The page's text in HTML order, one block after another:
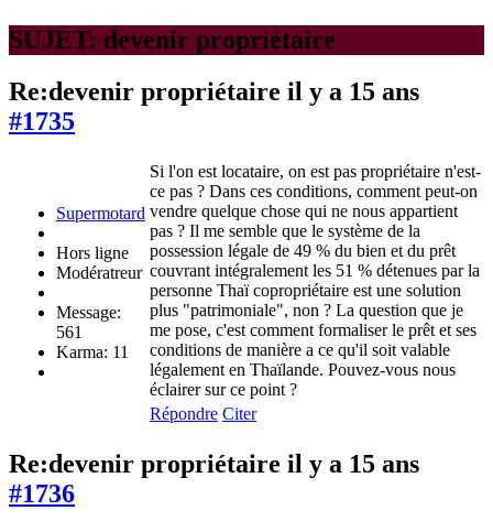
SUJET: devenir propriétaire
Re:devenir propriétaire il y a 15 ans
#1735
Supermotard
Hors ligne
Modératreur
Message:
561
Karma: 11
Si l'on est locataire, on est pas propriétaire n'est-
ce pas ? Dans ces conditions, comment peut-on
vendre quelque chose qui ne nous appartient
pas ? Il me semble que le système de la
possession légale de 49 % du bien et du prêt
couvrant intégralement les 51 % détenues par la
personne Thaï copropriétaire est une solution
plus "patrimoniale", non ? La question que je
me pose, c'est comment formaliser le prêt et ses
conditions de manière a ce qu'il soit valable
légalement en Thaïlande. Pouvez-vous nous
éclairer sur ce point ?
Répondre Citer
Re:devenir propriétaire il y a 15 ans
#1736